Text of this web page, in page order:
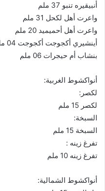
أنبيقيره تنبو 37 ملم
واعرت أهل لكحل 31 ملم
واعرت أهل أحميميد 20 ملم
أينشيري أكجوجت أكجوجت 04 ملم
بنشاب أم حيجرات 06 ملم
أنواكشوط الغربية:
لكصر:
لكصر 15 ملم
السبخة:
السبخة 15 ملم
تفرغ زينه :
تفرغ زينه 10 ملم
أنواكشوط الشمالية: